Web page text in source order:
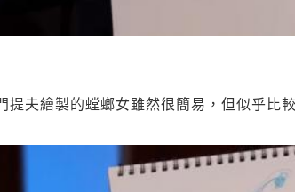
提夫繪製的螳螂女雖然很簡易，但似乎比